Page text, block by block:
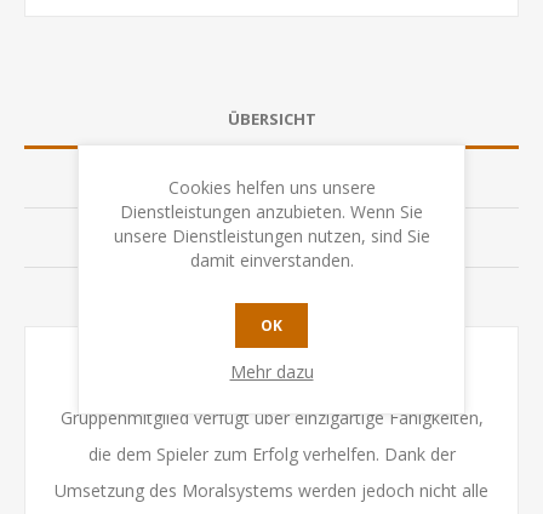
ÜBERSICHT
SPEZIFIKATION
BEWERTUNGEN
Medieval ist ein würfelgesteuertes Spiel. Jedes
Gruppenmitglied verfügt über einzigartige Fähigkeiten,
die dem Spieler zum Erfolg verhelfen. Dank der
Umsetzung des Moralsystems werden jedoch nicht alle
Cookies helfen uns unsere
Dienstleistungen anzubieten. Wenn Sie
unsere Dienstleistungen nutzen, sind Sie
damit einverstanden.
OK
Mehr dazu